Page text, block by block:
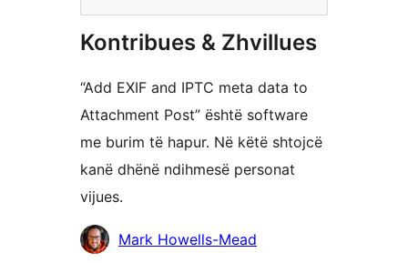
Kontribues & Zhvillues
“Add EXIF and IPTC meta data to
Attachment Post” është software
me burim të hapur. Në këtë shtojcë
kanë dhënë ndihmesë personat
vijues.
KontribuesMark Howells-Mead